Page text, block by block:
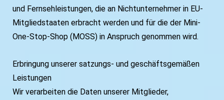
und Fernsehleistungen, die an Nichtunternehmer in EU-
Mitgliedstaaten erbracht werden und für die der Mini-
One-Stop-Shop (MOSS) in Anspruch genommen wird.
Erbringung unserer satzungs- und geschäftsgemäßen
Leistungen
Wir verarbeiten die Daten unserer Mitglieder,